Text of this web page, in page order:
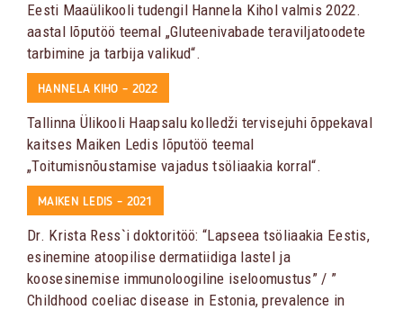
Eesti Maaülikooli tudengil Hannela Kihol valmis 2022.
aastal lõputöö teemal „Gluteenivabade teraviljatoodete
tarbimine ja tarbija valikud“.
HANNELA KIHO – 2022
Tallinna Ülikooli Haapsalu kolledži tervisejuhi õppekaval
kaitses Maiken Ledis lõputöö teemal
„Toitumisnõustamise vajadus tsöliaakia korral“.
MAIKEN LEDIS – 2021
Dr. Krista Ress`i doktoritöö: “Lapseea tsöliaakia Eestis,
esinemine atoopilise dermatiidiga lastel ja
koosesinemise immunoloogiline iseloomustus” / ”
Childhood coeliac disease in Estonia, prevalence in